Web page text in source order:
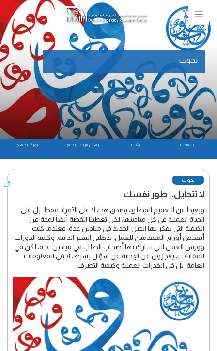
المركز الاعلامي وسائل التواصل الاجتماعي الأحداث التحليلات
بحوث
بحوث
لا تتحايل.. طور نفسك
وبعيداً عن التعميم المطلق، يصدق هذا، لا على الأفراد فقط، بل على
الحياة العملية في كل ميادينها، لكن تعطينا القصة أيضاً لمحة عن
الكيفية التي يفكر بها الجيل الجديد في ميادين عدة، فعندما كنت
أتفحص أوراق المتقدمين للعمل، تذهلني السير الذاتية، وكمية الدورات
وورش العمل التي شارك بها أصحاب الطلب في ميادين عدة، لكن في
المقابلات، يعجزون عن الإجابة عن سؤال بسيط، لا في المعلومات
العامة، بل في القدرات العملية وكيفية التصرف،